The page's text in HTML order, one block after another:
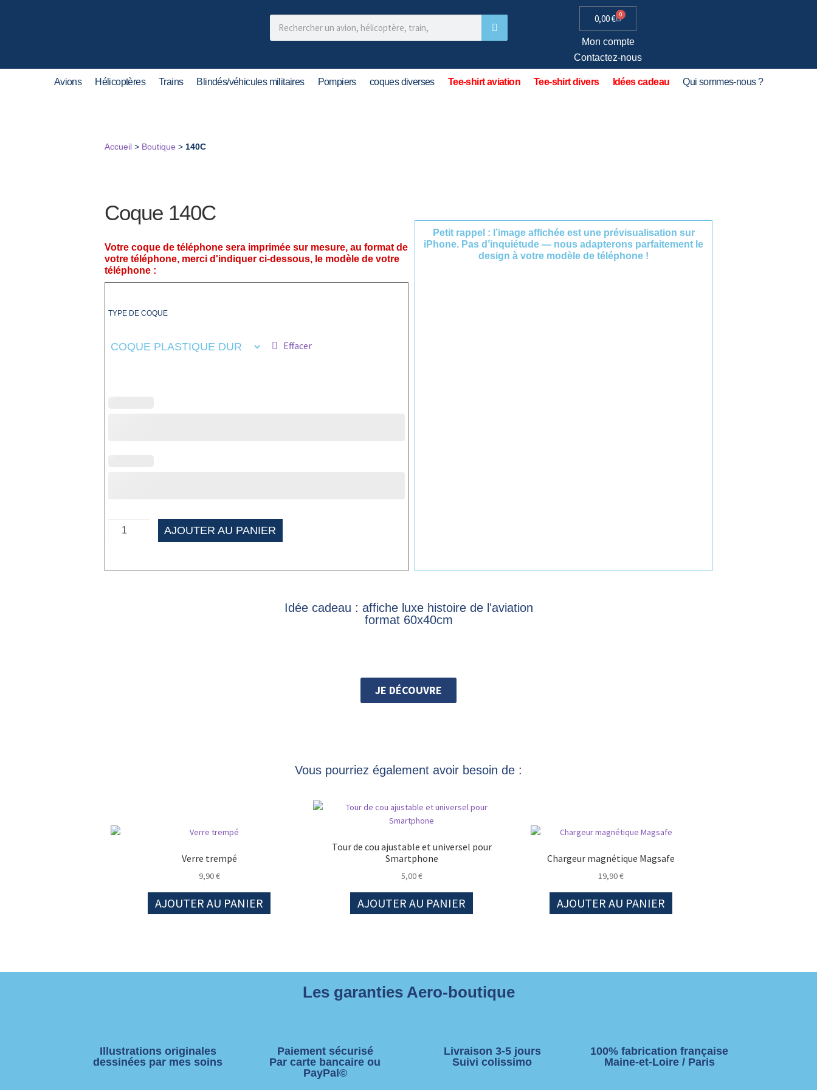
0,00€ 0
Mon compte
Contactez-nous
Avions Hélicoptères Trains Blindés/véhicules militaires Pompiers coques diverses Tee-shirt aviation Tee-shirt divers Idées cadeau Qui sommes-nous ?
Accueil > Boutique > 140C
Coque 140C
Votre coque de téléphone sera imprimée sur mesure, au format de
votre téléphone, merci d'indiquer ci-dessous, le modèle de votre
téléphone :
TYPE DE COQUE
Effacer
AJOUTER AU PANIER
Petit rappel : l’image affichée est une prévisualisation sur
iPhone. Pas d’inquiétude — nous adapterons parfaitement le
design à votre modèle de téléphone !
Idée cadeau : affiche luxe histoire de l'aviation
format 60x40cm
JE DÉCOUVRE
Vous pourriez également avoir besoin de :
Verre trempé
9,90€
AJOUTER AU PANIER
Tour de cou ajustable et universel pour
Smartphone
5,00€
AJOUTER AU PANIER
Chargeur magnétique Magsafe
19,90€
AJOUTER AU PANIER
Les garanties Aero-boutique
Illustrations originales
dessinées par mes soins
Paiement sécurisé
Par carte bancaire ou
PayPal©
Livraison 3-5 jours
Suivi colissimo
100% fabrication française
Maine-et-Loire / Paris